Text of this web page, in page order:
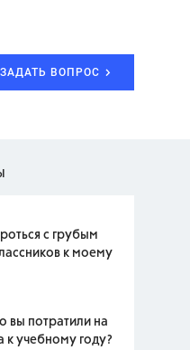
ЗАДАТЬ ВОПРОС
с грубым
к моему
вы потратили на
к учебному году?